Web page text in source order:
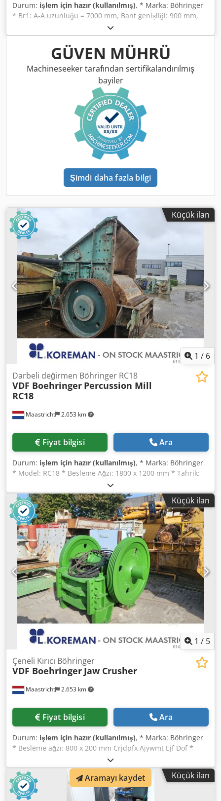
Durum: işlem için hazır (kullanılmış), * Marka: Böhringer
* Br1: A-A uzunluğu = 7000 mm, Bant genişliği: 900 mm,
Tahrik: 5,5 kW redüktörlü motor. Cjdpfx Asywmzvof Dorf *
Br3: A-A uzunluğu = 28000 mm, Bant genişliği: 650 mm,
Tahrik: 5,5 kW redüktörlü motor.
GÜVEN MÜHRÜ
Machineseeker tarafından sertifikalandırılmış
bayiler
Şimdi daha fazla bilgi
Küçük ilan
1 / 6
Maastricht 2.653 km
Darbeli değirmen Böhringer RC18
VDF Boehringer Percussion Mill
RC18
Fiyat bilgisi Ara
Durum: işlem için hazır (kullanılmış), * Marka: Böhringer
* Model: RC18 * Besleme Ağzı: 1800 x 1200 mm * Tahrik:
160 kW Elektrik Motoru * Dahil: Yeni aşınma parçaları *
Ağırlık: yaklaşık 41 ton Codeywmy Eepfx Af Dorf
Küçük ilan
1 / 5
Maastricht 2.653 km
Çeneli Kırıcı Böhringer
VDF Boehringer Jaw Crusher
Fiyat bilgisi Ara
Durum: işlem için hazır (kullanılmış), * Marka: Böhringer
* Besleme ağzı: 800 x 200 mm Crjdpfx Ajywmt Ejf Dof *
Tahrik: 30 kW elektrik motoru.
Küçük ilan
Aramayı kaydet